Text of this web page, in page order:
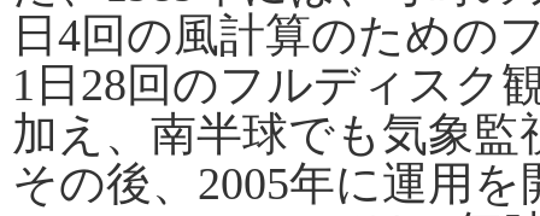
日4回の風計算のための
1日28回のフルディスク
加え、南半球でも気象
その後、2005年に運用